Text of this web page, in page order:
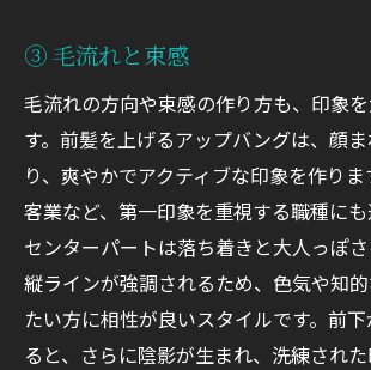
③ 毛流れと束感
毛流れの方向や束感の作り方も、印象
す。前髪を上げるアップバングは、顔
り、爽やかでアクティブな印象を作り
客業など、第一印象を重視する職種にも
センターパートは落ち着きと大人っぽさ
縦ラインが強調されるため、色気や知
たい方に相性が良いスタイルです。前
ると、さらに陰影が生まれ、洗練され